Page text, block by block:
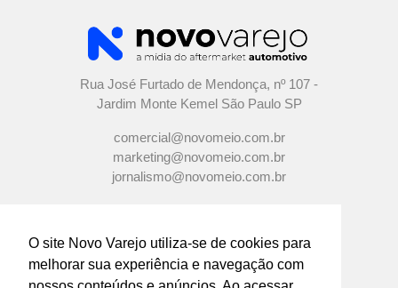
O site Novo Varejo utiliza-se de cookies para
melhorar sua experiência e navegação com
Rua José Furtado de Mendonça, nº 107 -
Jardim Monte Kemel São Paulo SP
comercial@novomeio.com.br
marketing@novomeio.com.br
jornalismo@novomeio.com.br
CONFIRA AS NOSSAS REDES